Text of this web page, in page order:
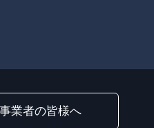
業者の皆様へ